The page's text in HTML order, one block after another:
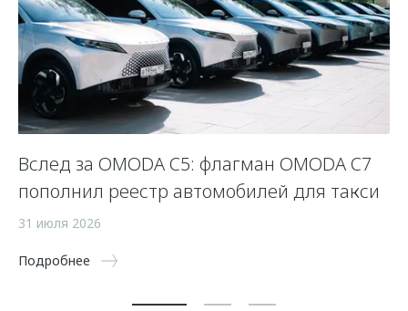
Вслед за OMODA C5: флагман OMODA C7
пополнил реестр автомобилей для такси
31 июля 2026
Подробнее